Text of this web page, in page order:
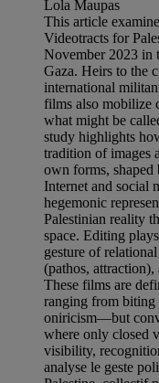
Lola Maupas
This article
Videotracts for
November 2023 in
Gaza. Heirs to the
international
films also mobilize
what might be
study highlights
tradition of images
own forms, shaped
Internet and social
hegemonic
Palestinian reality
space. Editing
gesture of
(pathos,
These films are
ranging from biting
oniricism—but
where only closed
visibility,
analyse le geste